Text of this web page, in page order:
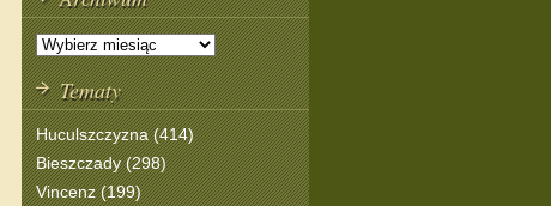
Tematy
Huculszczyzna (414)
Bieszczady (298)
Vincenz (199)